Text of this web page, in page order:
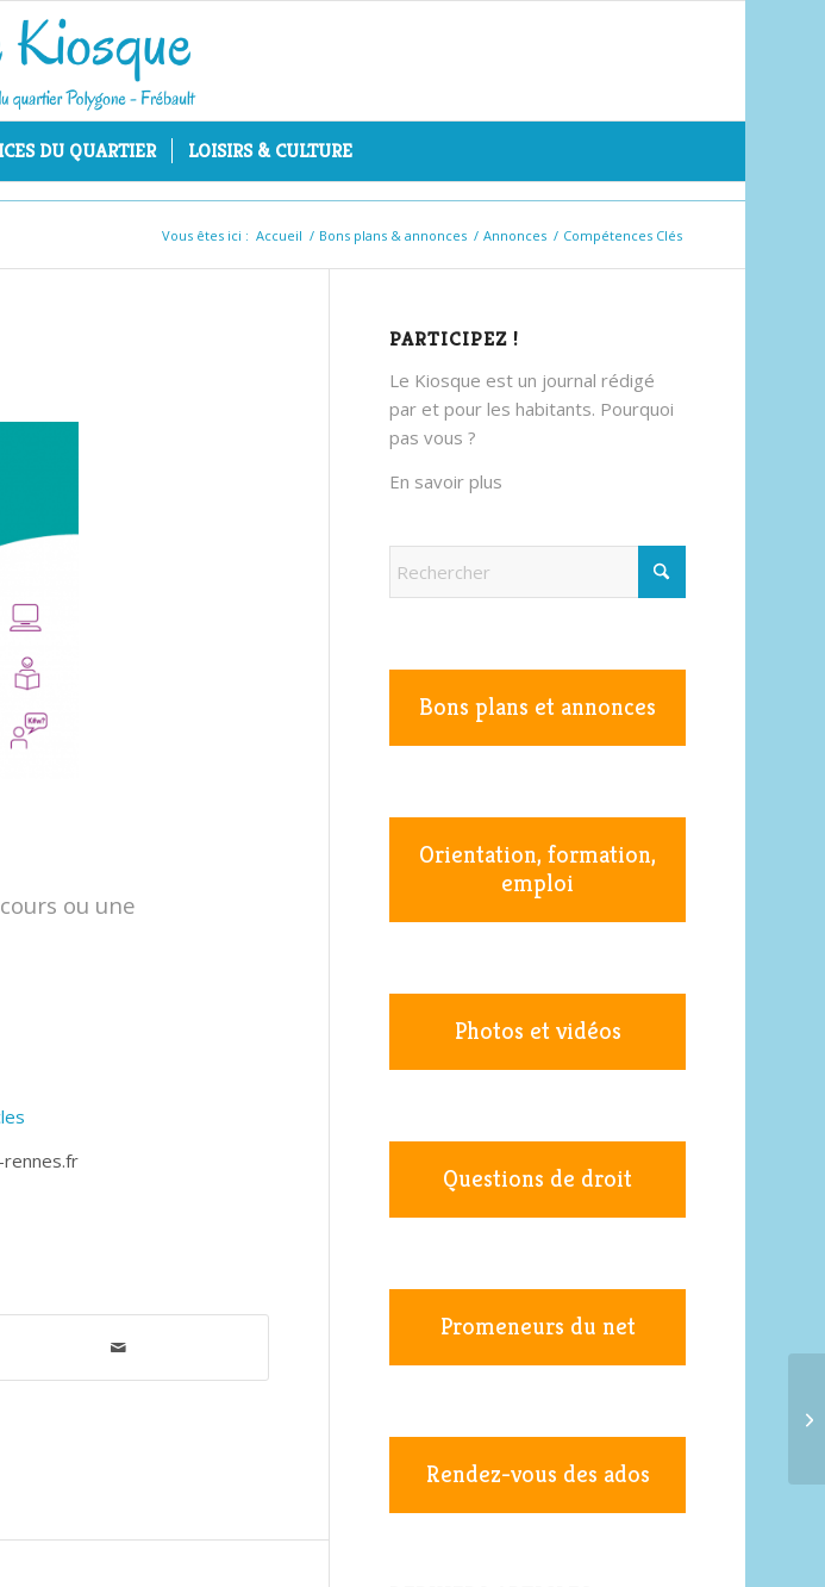
DU QUARTIER LOISIRS & CULTURE
Vous êtes ici : Accueil / Bons plans & annonces / Annonces / Compétences Clés
ou une
PARTICIPEZ !
Le Kiosque est un journal rédigé
par et pour les habitants. Pourquoi
pas vous ?
En savoir plus
Bons plans et annonces
Orientation, formation,
emploi
Photos et vidéos
Questions de droit
Promeneurs du net
Rendez-vous des ados